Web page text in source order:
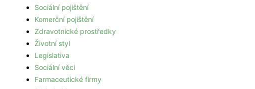
Sociální pojištění
Komerční pojištění
Zdravotnické prostředky
Životní styl
Legislativa
Sociální věci
Farmaceutické firmy